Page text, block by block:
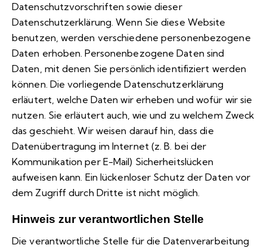
Datenschutzvorschriften sowie dieser
Datenschutzerklärung. Wenn Sie diese Website
benutzen, werden verschiedene personenbezogene
Daten erhoben. Personenbezogene Daten sind
Daten, mit denen Sie persönlich identifiziert werden
können. Die vorliegende Datenschutzerklärung
erläutert, welche Daten wir erheben und wofür wir sie
nutzen. Sie erläutert auch, wie und zu welchem Zweck
das geschieht. Wir weisen darauf hin, dass die
Datenübertragung im Internet (z. B. bei der
Kommunikation per E-Mail) Sicherheitslücken
aufweisen kann. Ein lückenloser Schutz der Daten vor
dem Zugriff durch Dritte ist nicht möglich.
Hinweis zur verantwortlichen Stelle
Die verantwortliche Stelle für die Datenverarbeitung